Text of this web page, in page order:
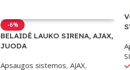
-6%
BELAIDĖ LAUKO SIRENA, AJAX,
JUODA
Apsaugos sistemos, AJAX,